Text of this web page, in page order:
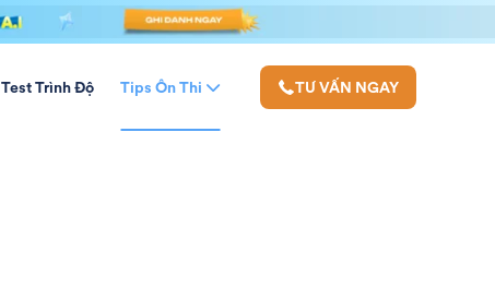
Test Trình Độ Tips Ôn Thi TƯ VẤN NGAY